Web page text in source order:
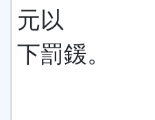
元以
下罰鍰。